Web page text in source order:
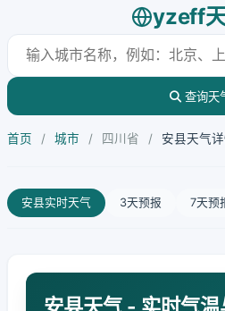
yzeff
查询天
首页 / 城市 / 四川省 / 安县天气
安县实时天气 3天预报 7天预
安县天气 - 实时气